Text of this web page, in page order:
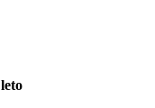
leto